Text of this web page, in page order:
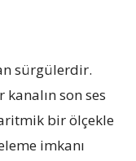
sürgülerdir.
son ses
bir ölçekle
imkanı